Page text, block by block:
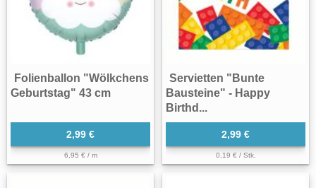
Folienballon "Wölkchens
Geburtstag" 43 cm
2,99 €
6,95 € / m
Servietten "Bunte
Bausteine" - Happy
Birthd...
2,99 €
0,19 € / Stk.